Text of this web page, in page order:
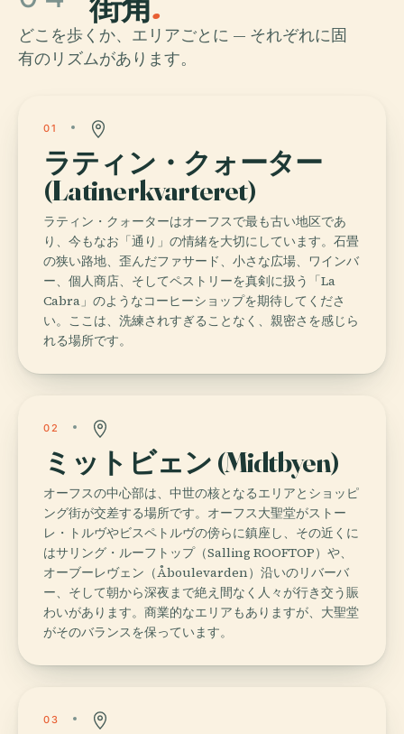
どこを歩くか、エリアごとに — それぞれに固
有のリズムがあります。
01
ラティン・クォーター
(Latinerkvarteret)
ラティン・クォーターはオーフスで最も古い地区であ
り、今もなお「通り」の情緒を大切にしています。石畳
の狭い路地、歪んだファサード、小さな広場、ワインバ
ー、個人商店、そしてペストリーを真剣に扱う「La
Cabra」のようなコーヒーショップを期待してくださ
い。ここは、洗練されすぎることなく、親密さを感じら
れる場所です。
02
ミットビェン (Midtbyen)
オーフスの中心部は、中世の核となるエリアとショッピ
ング街が交差する場所です。オーフス大聖堂がストー
レ・トルヴやビスペトルヴの傍らに鎮座し、その近くに
はサリング・ルーフトップ（Salling ROOFTOP）や、
オーブーレヴェン（Åboulevarden）沿いのリバーバ
ー、そして朝から深夜まで絶え間なく人々が行き交う賑
わいがあります。商業的なエリアもありますが、大聖堂
がそのバランスを保っています。
03